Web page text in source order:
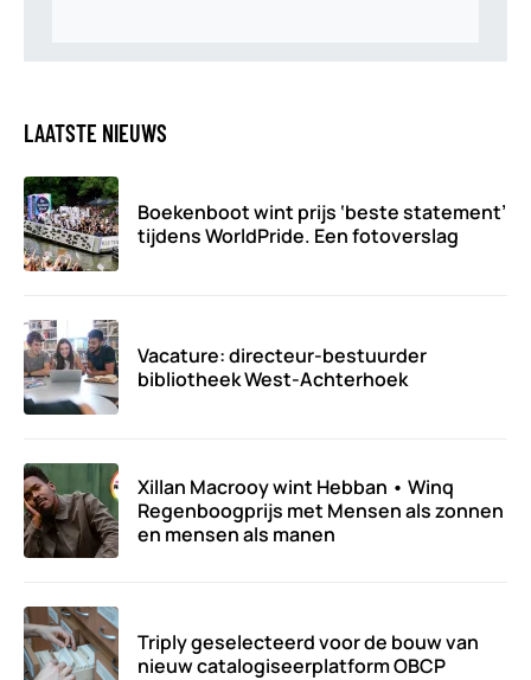
LAATSTE NIEUWS
Boekenboot wint prijs ‘beste statement’
tijdens WorldPride. Een fotoverslag
Vacature: directeur-bestuurder
bibliotheek West-Achterhoek
Xillan Macrooy wint Hebban • Winq
Regenboogprijs met Mensen als zonnen
en mensen als manen
Triply geselecteerd voor de bouw van
nieuw catalogiseerplatform OBCP